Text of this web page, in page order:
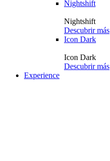
Nightshift
Nightshift
Descubrir más
Icon Dark
Icon Dark
Descubrir más
Experience